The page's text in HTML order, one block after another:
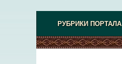
РУБРИКИ ПОРТАЛА